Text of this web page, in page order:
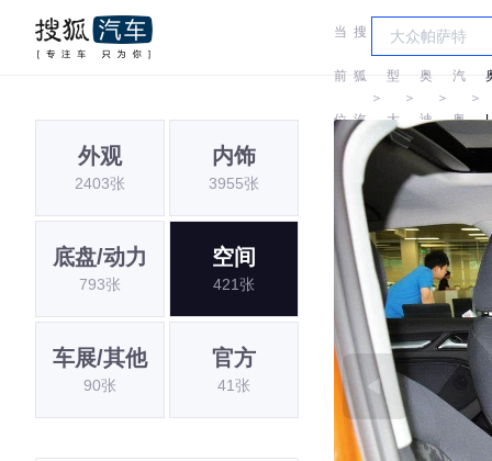
当
前
位
置:
搜
狐
汽
车
＞
车
型
大
＞
奥
迪
＞
一
汽
奥
迪
＞
外观
2403张
内饰
3955张
底盘/动力
793张
空间
421张
车展/其他
90张
官方
41张